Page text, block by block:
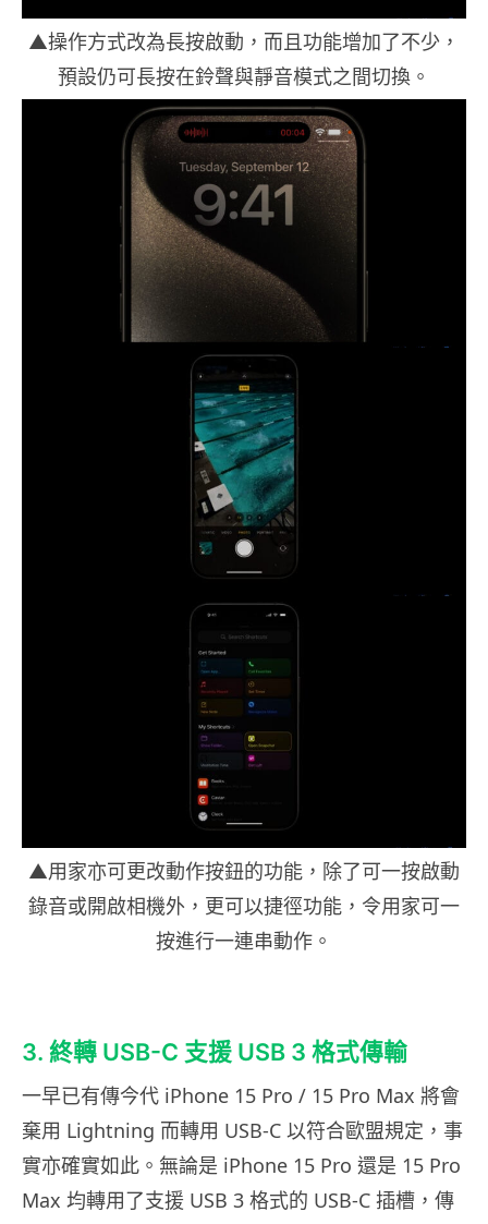
▲操作方式改為長按啟動，而且功能增加了不少，
預設仍可長按在鈴聲與靜音模式之間切換。
▲用家亦可更改動作按鈕的功能，除了可一按啟動
錄音或開啟相機外，更可以捷徑功能，令用家可一
按進行一連串動作。
3. 終轉 USB-C 支援 USB 3 格式傳輸
一早已有傳今代 iPhone 15 Pro / 15 Pro Max 將會
棄用 Lightning 而轉用 USB-C 以符合歐盟規定，事
實亦確實如此。無論是 iPhone 15 Pro 還是 15 Pro
Max 均轉用了支援 USB 3 格式的 USB-C 插槽，傳